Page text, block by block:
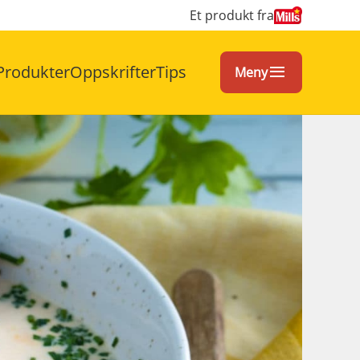
Et produkt fra
OppskrifterTips Meny